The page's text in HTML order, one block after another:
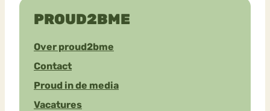
PROUD2BME
Over proud2bme
Contact
Proud in de media
Vacatures